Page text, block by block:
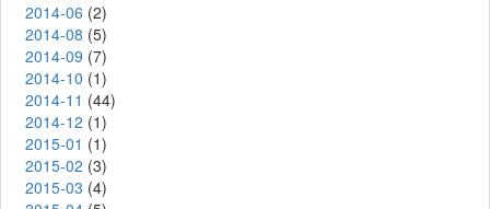
2014-06 (2)
2014-08 (5)
2014-09 (7)
2014-10 (1)
2014-11 (44)
2014-12 (1)
2015-01 (1)
2015-02 (3)
2015-03 (4)